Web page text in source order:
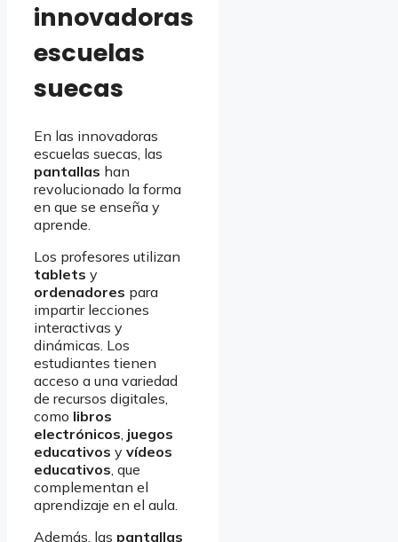
innovadoras
escuelas
suecas
En las innovadoras
escuelas suecas, las
pantallas han
revolucionado la forma
en que se enseña y
aprende.
Los profesores utilizan
tablets y
ordenadores para
impartir lecciones
interactivas y
dinámicas. Los
estudiantes tienen
acceso a una variedad
de recursos digitales,
como libros
electrónicos juegos
educativos y vídeos
educativos , que
complementan el
aprendizaje en el aula.
Además, las pantallas